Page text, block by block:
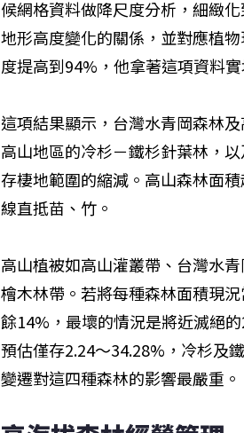
候網格資料做降尺度分析，細緻
地形高度變化的關係，並對應植
度提高到94%，他拿著這項資料
這項結果顯示，台灣水青岡森林
高山地區的冷杉－鐵杉針葉林，
存棲地範圍的縮減。高山森林面
線直抵苗、竹。
高山植被如高山灌叢帶、台灣水
檜木林帶。若將每種森林面積現
餘14%，最壞的情況是將近滅絕
預估僅存2.24～34.28%，冷杉及
變遷對這四種森林的影響最嚴重。